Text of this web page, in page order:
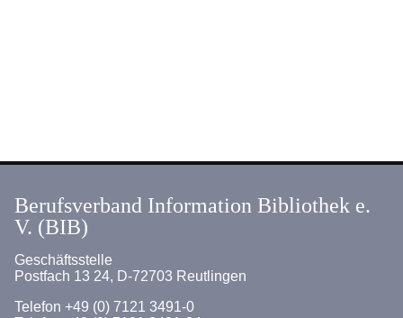
Berufsverband Information Bibliothek e.
V. (BIB)
Geschäftsstelle
Postfach 13 24, D-72703 Reutlingen
Telefon +49 (0) 7121 3491-0